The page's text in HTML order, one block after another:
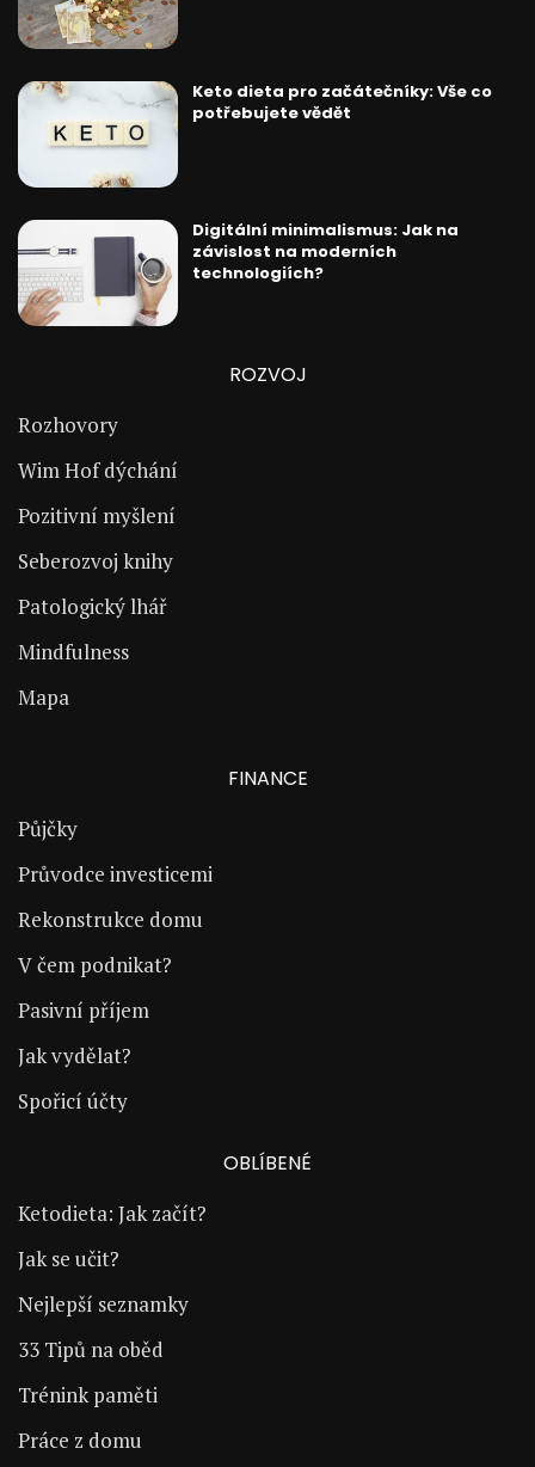
Keto dieta pro začátečníky: Vše co
potřebujete vědět
Digitální minimalismus: Jak na
závislost na moderních
technologiích?
ROZVOJ
Rozhovory
Wim Hof dýchání
Pozitivní myšlení
Seberozvoj knihy
Patologický lhář
Mindfulness
Mapa
FINANCE
Půjčky
Průvodce investicemi
Rekonstrukce domu
V čem podnikat?
Pasivní příjem
Jak vydělat?
Spořicí účty
OBLÍBENÉ
Ketodieta: Jak začít?
Jak se učit?
Nejlepší seznamky
33 Tipů na oběd
Trénink paměti
Práce z domu